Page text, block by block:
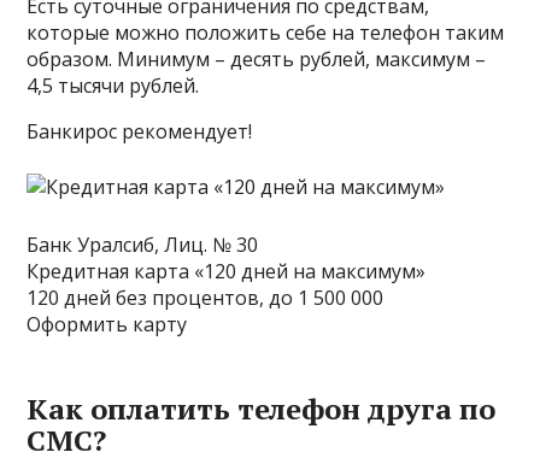
Есть суточные ограничения по средствам,
которые можно положить себе на телефон таким
образом. Минимум – десять рублей, максимум –
4,5 тысячи рублей.
Банкирос рекомендует!
Банк Уралсиб, Лиц. № 30
Кредитная карта «120 дней на максимум»
120 дней без процентов, до 1 500 000
Оформить карту
Как оплатить телефон друга по
СМС?